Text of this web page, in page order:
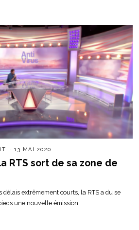
13 MAI 2020
RTS sort de sa zone de
délais extrêmement courts, la RTS a du se
une nouvelle émission.